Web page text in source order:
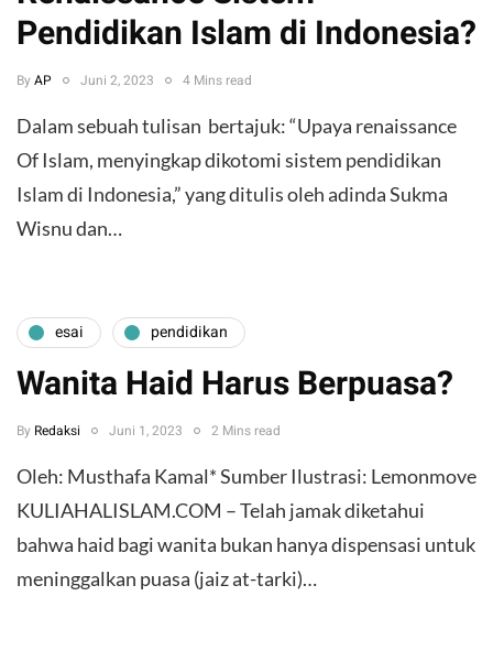
Pendidikan Islam di Indonesia?
By AP Juni 2, 2023 4 Mins read
Dalam sebuah tulisan bertajuk: “Upaya renaissance
Of Islam, menyingkap dikotomi sistem pendidikan
Islam di Indonesia,” yang ditulis oleh adinda Sukma
Wisnu dan…
esai pendidikan
Wanita Haid Harus Berpuasa?
By Redaksi Juni 1, 2023 2 Mins read
Oleh: Musthafa Kamal* Sumber Ilustrasi: Lemonmove
KULIAHALISLAM.COM – Telah jamak diketahui
bahwa haid bagi wanita bukan hanya dispensasi untuk
meninggalkan puasa (jaiz at-tarki)…